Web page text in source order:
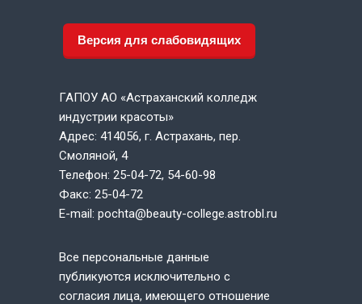
Версия для слабовидящих
ГАПОУ АО «Астраханский колледж
индустрии красоты»
Адрес: 414056, г. Астрахань, пер.
Смоляной, 4
Телефон: 25-04-72, 54-60-98
Факс: 25-04-72
E-mail: pochta@beauty-college.astrobl.ru
Все персональные данные
публикуются исключительно с
согласия лица, имеющего отношение